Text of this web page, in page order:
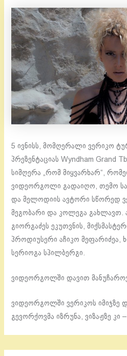
5 ივნისს, მომღერალი ვერიკო
პრეზენტაციას Wyndham Grand
სიმღერა „რომ მიყვარხარ“,
ვიდეორგოლი გადაიღო, თემო
და მელოდიის ავტორი სწორედ
მეგობარი და კოლეგა გახლავთ.
გიორგაძეს ეკუთვნის,
პროდიუსერი აჩიკო
სერიოგა სპილბერგი.
ვიდეორგოლში დავით
ვიდეორგოლში ვერიკოს იმიჯზე
გევორქოვმა იზრუნა, ვიზაჟზე